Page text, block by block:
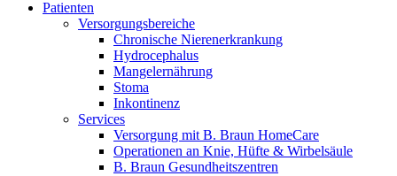
Patienten
Versorgungsbereiche
Chronische Nierenerkrankung
Hydrocephalus
Mangelernährung
Stoma
Inkontinenz
Services
Versorgung mit B. Braun HomeCare
Operationen an Knie, Hüfte & Wirbelsäule
B. Braun Gesundheitszentren